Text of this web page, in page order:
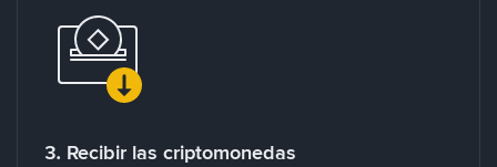
3. Recibir las criptomonedas